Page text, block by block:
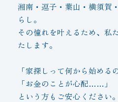
湘南・逗子・葉山・横須賀
らし。
その憧れを叶えるため、私
たします。
「家探しって何から始める
「お金のことが心配……」
という方もご安心ください。